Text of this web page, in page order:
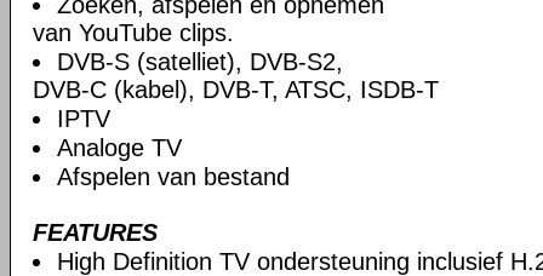
van YouTube clips.
DVB-S (satelliet), DVB-S2,
DVB-C (kabel), DVB-T, ATSC, ISDB-T
IPTV
Analoge TV
Afspelen van bestand
FEATURES
High Definition TV ondersteuning inclusief